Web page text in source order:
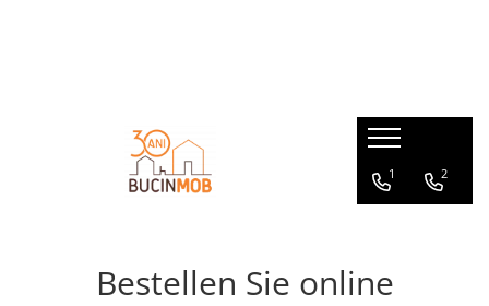
Holzläden aus Massivholz
Wohnzimmerbänke
Kommoden - Sideboards
Wohnzimmerstühle
1 2
Bestellen Sie online